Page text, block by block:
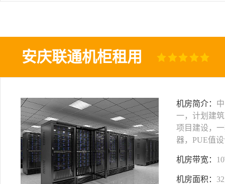
安庆联通机柜租用
机房简介：
一，计划建
项目建设，
器，PUE值
机房带宽：
机房面积：